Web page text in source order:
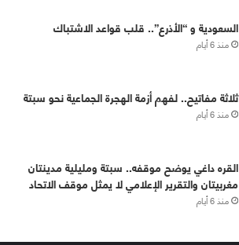
‏⁧‫السعودية‬⁩ و “الأذرع”.. قلب قواعد الاشتباك
منذ 6 أيام
ثلاثة مفاتيح.. لفهم أزمة الهجرة الجماعية نحو سبتة
منذ 6 أيام
القره داغي يوضح موقفه.. سبتة ومليلية مدينتان
مغربيتان والتقرير الإعلامي لا يمثل موقف الاتحاد
منذ 6 أيام